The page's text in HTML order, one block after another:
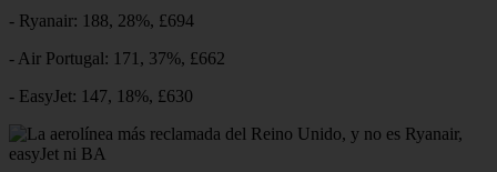
- Ryanair: 188, 28%, £694
- Air Portugal: 171, 37%, £662
- EasyJet: 147, 18%, £630